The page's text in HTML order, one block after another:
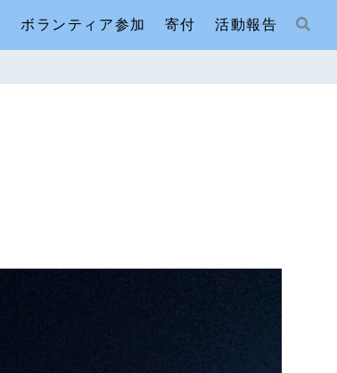
ボランティア参加 寄付 活動報告